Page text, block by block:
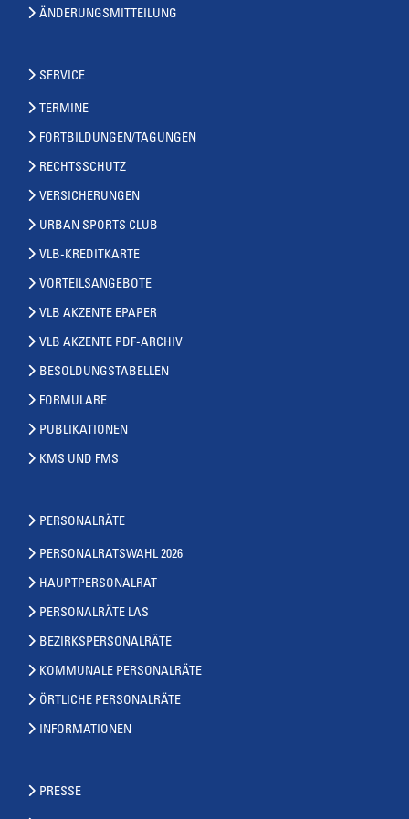
ÄNDERUNGSMITTEILUNG
SERVICE
TERMINE
FORTBILDUNGEN/TAGUNGEN
RECHTSSCHUTZ
VERSICHERUNGEN
URBAN SPORTS CLUB
VLB-KREDITKARTE
VORTEILSANGEBOTE
VLB AKZENTE EPAPER
VLB AKZENTE PDF-ARCHIV
BESOLDUNGSTABELLEN
FORMULARE
PUBLIKATIONEN
KMS UND FMS
PERSONALRÄTE
PERSONALRATSWAHL 2026
HAUPTPERSONALRAT
PERSONALRÄTE LAS
BEZIRKSPERSONALRÄTE
KOMMUNALE PERSONALRÄTE
ÖRTLICHE PERSONALRÄTE
INFORMATIONEN
PRESSE